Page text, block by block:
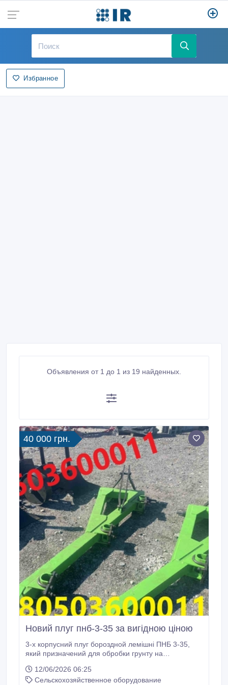
Избранное
Объявления от 1 до 1 из 19 найденных.
40 000 грн.
Новий плуг пнб-3-35 за вигідною ціною
3-х корпусний плуг бороздной лемішні ПНБ 3-35,
який призначений для обробки грунту на
Високі стійки, які забезпечують більший просвіт під
рамою і кріплення корпусів збоку рами збільшують
12/06/2026 06:25
Сельскохозяйственное оборудование